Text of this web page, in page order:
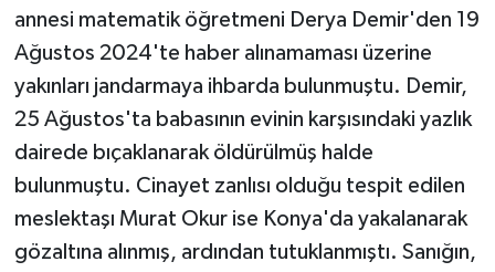
annesi matematik öğretmeni Derya Demir'den 19
Ağustos 2024'te haber alınamaması üzerine
yakınları jandarmaya ihbarda bulunmuştu. Demir,
25 Ağustos'ta babasının evinin karşısındaki yazlık
dairede bıçaklanarak öldürülmüş halde
bulunmuştu. Cinayet zanlısı olduğu tespit edilen
meslektaşı Murat Okur ise Konya'da yakalanarak
gözaltına alınmış, ardından tutuklanmıştı. Sanığın,